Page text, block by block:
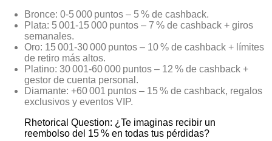
Bronce: 0‑5 000 puntos – 5 % de cashback.
Plata: 5 001‑15 000 puntos – 7 % de cashback + giros
semanales.
Oro: 15 001‑30 000 puntos – 10 % de cashback + límites
de retiro más altos.
Platino: 30 001‑60 000 puntos – 12 % de cashback +
gestor de cuenta personal.
Diamante: +60 001 puntos – 15 % de cashback, regalos
exclusivos y eventos VIP.
Rhetorical Question: ¿Te imaginas recibir un
reembolso del 15 % en todas tus pérdidas?